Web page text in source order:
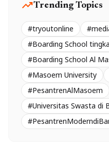
trending_upTrending Topics
#tryoutonline
#Boarding School
#Boarding School Al
#Masoem University
#PesantrenAlMasoem
#Universitas Swasta di